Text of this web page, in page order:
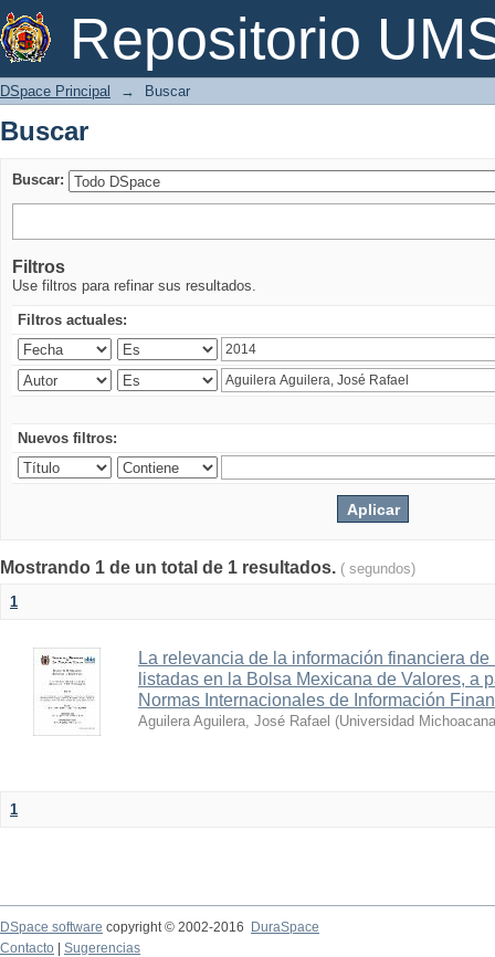
Repositorio
Buscar
DSpace Principal → Buscar
Buscar
Buscar:
Filtros
Use filtros para refinar sus resultados.
Filtros actuales:
Nuevos filtros:
Mostrando 1 de un total de 1 resultados. ( segundos)
1
La relevancia de la información financiera
listadas en la Bolsa Mexicana de Valores, a
Normas Internacionales de Información
Aguilera Aguilera, José Rafael (Universidad
1
DSpace software copyright © 2002-2016
DuraSpace
Contacto
Sugerencias